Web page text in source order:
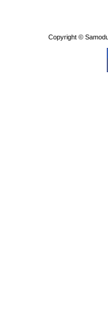
Copyright ©